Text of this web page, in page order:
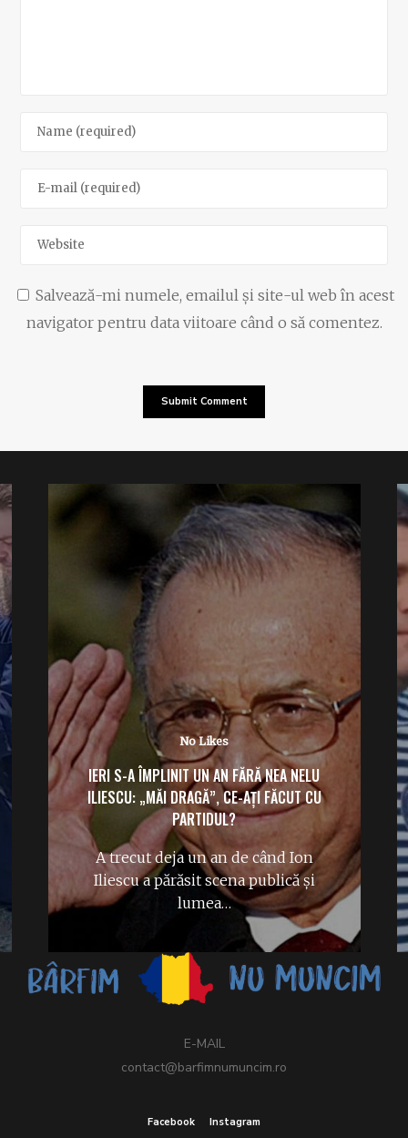
Salvează-mi numele, emailul și site-ul web în acest
navigator pentru data viitoare când o să comentez.
No Likes
IERI S-A ÎMPLINIT UN AN FĂRĂ NEA NELU
ILIESCU: „MĂI DRAGĂ”, CE-AȚI FĂCUT CU
PARTIDUL?
A trecut deja un an de când Ion
Iliescu a părăsit scena publică și
lumea…
E-MAIL
contact@barfimnumuncim.ro
Facebook Instagram